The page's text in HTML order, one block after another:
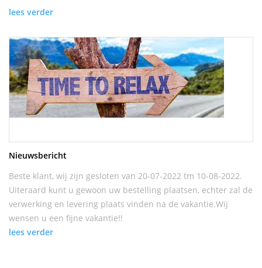
lees verder
Nieuwsbericht
Beste klant, wij zijn gesloten van 20-07-2022 tm 10-08-2022.
Uiteraard kunt u gewoon uw bestelling plaatsen, echter zal de
verwerking en levering plaats vinden na de vakantie.Wij
wensen u een fijne vakantie!!
lees verder